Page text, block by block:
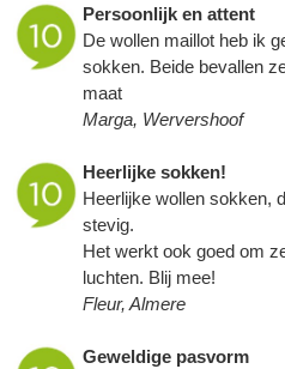
Persoonlijk en attent
De wollen maillot heb ik
sokken. Beide bevallen
maat
Marga, Wervershoof
Heerlijke sokken!
Heerlijke wollen sokken,
stevig.
Het werkt ook goed om
luchten. Blij mee!
Fleur, Almere
Geweldige pasvorm